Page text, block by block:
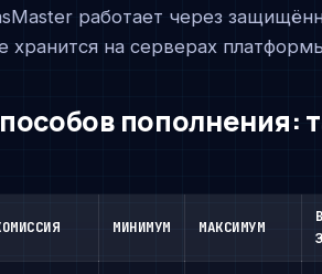
работает через
хранится на серверах
пополнения:
МИНИМУМ МАКСИМУМ